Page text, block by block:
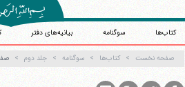
کتاب‌ها سوگنامه بیانیه‌های دفتر
صفحه نخست کتاب‌ها سوگنامه جلد دوم